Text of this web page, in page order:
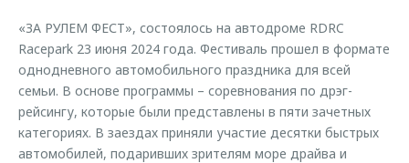
Трейд-ин
Калькулятор трейд-ин
Оригинальные аксессуары
Запчасти
«ЗА РУЛЕМ ФЕСТ», состоялось на автодроме RDRC
Racepark 23 июня 2024 года. Фестиваль прошел в формате
однодневного автомобильного праздника для всей
семьи. В основе программы – соревнования по дрэг-
рейсингу, которые были представлены в пяти зачетных
категориях. В заездах приняли участие десятки быстрых
автомобилей, подаривших зрителям море драйва и